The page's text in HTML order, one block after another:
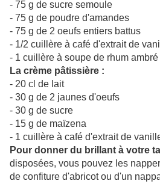
- 75 g de sucre semoule
- 75 g de poudre d'amandes
- 75 g de 2 oeufs entiers battus
- 1/2 cuillère à café d'extrait de
- 1 cuillère à soupe de rhum ambré
La crème pâtissière :
- 20 cl de lait
- 30 g de 2 jaunes d'oeufs
- 30 g de sucre
- 15 g de maïzena
- 1 cuillère à café d'extrait de
Pour donner du brillant à votre
disposées, vous pouvez les
de confiture d'abricot ou d'un